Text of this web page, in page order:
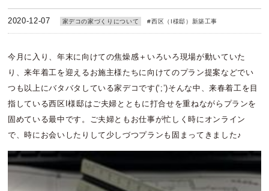
2020-12-07 家デコの家づくりについて #西区（I様邸）新築工事
今月に入り、年末に向けての焦燥感＋いろいろ現場が動いていた
り、来年着工を迎えるお施主様たちに向けてのプラン提案などでい
つも以上にバタバタしている家デコです(‘;’)そんな中、来春着工を目
指している西区I様邸はご夫婦とともに打合せを重ねながらプランを
固めている最中です。ご夫婦ともお仕事が忙しく時にオンライン
で、時にお会いしたりして少しづつプランも固まってきました♪